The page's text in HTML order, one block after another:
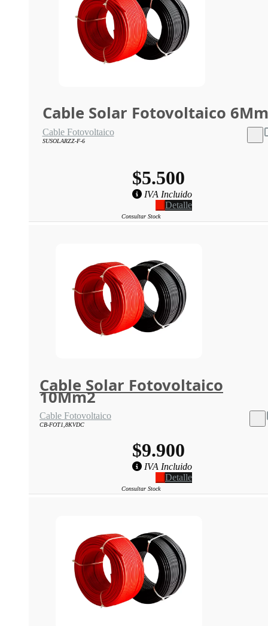
Cable Solar Fotovoltaico
Cable Fotovoltaico
SUSOLARZZ-F-6
$5.500
IVA Incluido
Detalle
Consultar Stock
Cable Solar Fotovoltaico
10Mm2
Cable Fotovoltaico
CB-FOT1,8KVDC
$9.900
IVA Incluido
Detalle
Consultar Stock